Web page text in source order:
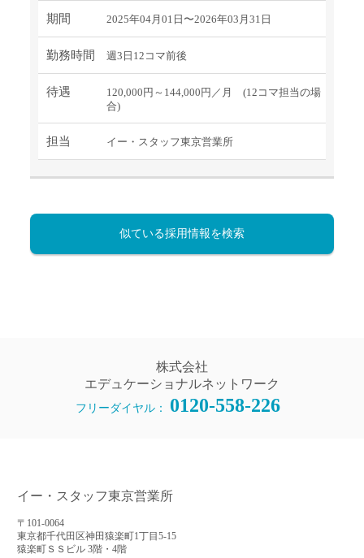
期間 2025年04月01日〜2026年03月31日
勤務時間 週3日12コマ前後
待遇
120,000円～144,000円／月 (12コマ担当の場
合)
担当 イー・スタッフ東京営業所
似ている採用情報を検索
株式会社
エデュケーショナルネットワーク
フリーダイヤル： 0120-558-226
イー・スタッフ東京営業所
〒101-0064
東京都千代田区神田猿楽町1丁目5-15
猿楽町ＳＳビル 3階・4階